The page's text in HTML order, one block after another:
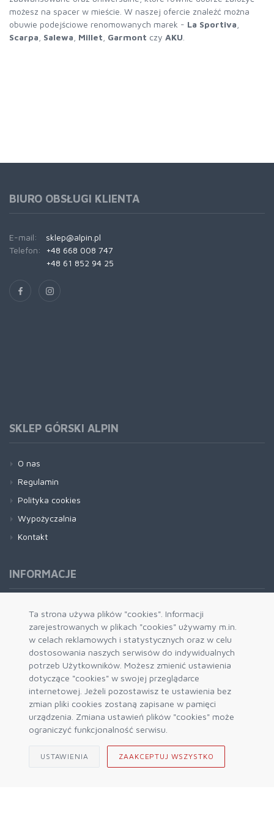
Ta strona używa plików "cookies". Informacji
zarejestrowanych w plikach "cookies" używamy m.in.
w celach reklamowych i statystycznych oraz w celu
dostosowania naszych serwisów do indywidualnych
potrzeb Użytkowników. Możesz zmienić ustawienia
dotyczące "cookies" w swojej przeglądarce
internetowej. Jeżeli pozostawisz te ustawienia bez
zmian pliki cookies zostaną zapisane w pamięci
urządzenia. Zmiana ustawień plików "cookies" może
ograniczyć funkcjonalność serwisu.
USTAWIENIA ZAAKCEPTUJ WSZYSTKO
możesz na spacer w mieście. W naszej ofercie znaleźć można
obuwie podejściowe renomowanych marek - La Sportiva
Scarpa Salewa Millet Garmont czy AKU
BIURO OBSŁUGI KLIENTA
E-mail:
sklep@alpin.pl
Telefon:
+48 668 008 747
+48 61 852 94 25
SKLEP GÓRSKI ALPIN
O nas
Regulamin
Polityka cookies
Wypożyczalnia
Kontakt
INFORMACJE
Formy płatności
Dostawa i wysyłka
Zwrot i wymiana
System rabatowy
Kody rabatowe
Blog